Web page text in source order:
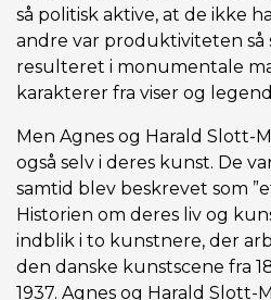
så politisk aktive, at de ikke
andre var produktiviteten så
resulteret i monumentale
karakterer fra viser og
Men Agnes og Harald Slott-
også selv i deres kunst. De
samtid blev beskrevet som
Historien om deres liv og
indblik i to kunstnere, der
den danske kunstscene fra
1937. Agnes og Harald